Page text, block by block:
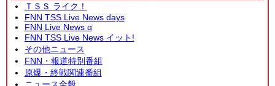
ＴＳＳ ライク！
FNN TSS Live News days
FNN Live News α
FNN TSS Live News イット!
その他ニュース
FNN・報道特別番組
原爆・終戦関連番組
ニュース全般